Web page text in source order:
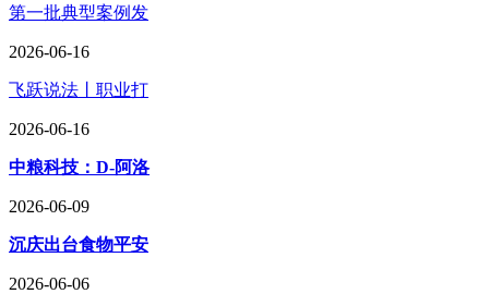
第一批典型案例发
2026-06-16
飞跃说法丨职业打
2026-06-16
中粮科技：D-阿洛
2026-06-09
沉庆出台食物平安
2026-06-06